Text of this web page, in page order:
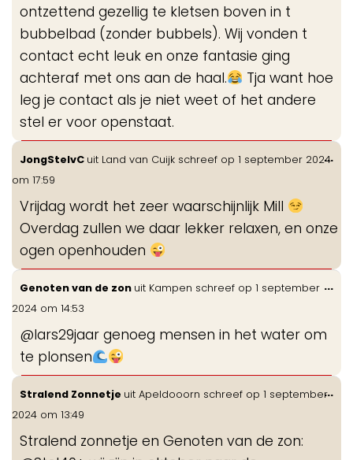
ontzettend gezellig te kletsen boven in t
bubbelbad (zonder bubbels). Wij vonden t
contact echt leuk en onze fantasie ging
achteraf met ons aan de haal.
Tja want hoe
leg je contact als je niet weet of het andere
stel er voor openstaat.
JongStelvC uit Land van Cuijk schreef op 1 september 2024
om 17:59
Vrijdag wordt het zeer waarschijnlijk Mill
Overdag zullen we daar lekker relaxen, en onze
ogen openhouden
...
Genoten van de zon uit Kampen schreef op 1 september
2024 om 14:53
@lars29jaar genoeg mensen in het water om
te plonsen
...
Stralend Zonnetje uit Apeldooorn schreef op 1 september
2024 om 13:49
Stralend zonnetje en Genoten van de zon:
...